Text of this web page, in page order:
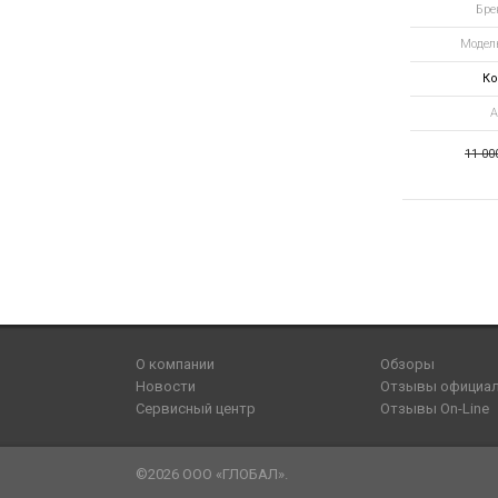
11
О компании
Новости
Сервисный центр
Обзоры
Отзывы
Отзывы On-Line
©2026 ООО «ГЛОБАЛ».